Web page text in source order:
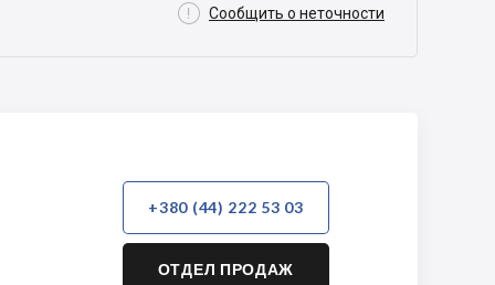
 Сообщить о неточности
+380 (44) 222 53 03
ОТДЕЛ ПРОДАЖ